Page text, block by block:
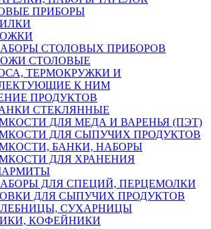
ПРИБОРЫ
СТОЛОВЫХ ПРИБОРОВ
СТОЛОВЫЕ
ТЕРМОКРУЖКИ И
К НИМ
ПРОДУКТОВ
СТЕКЛЯННЫЕ
ДЛЯ МЕДА И ВАРЕНЬЯ (ПЭТ)
ДЛЯ СЫПУЧИХ ПРОДУКТОВ
БАНКИ, НАБОРЫ
ДЛЯ ХРАНЕНИЯ
ДЛЯ СПЕЦИЙ, ПЕРЦЕМОЛКИ
ДЛЯ СЫПУЧИХ ПРОДУКТОВ
СУХАРНИЦЫ
КОФЕЙНИКИ